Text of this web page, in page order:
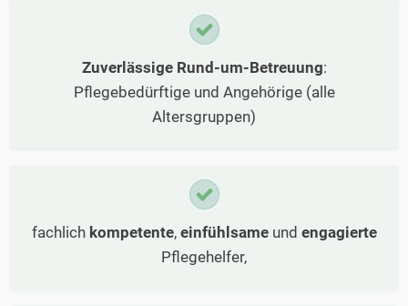
Zuverlässige Rund-um-Betreuung:
Pflegebedürftige und Angehörige (alle
Altersgruppen)
fachlich kompetente, einfühlsameund engagierte
Pflegehelfer,